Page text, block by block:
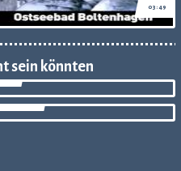
03:49
sein könnten